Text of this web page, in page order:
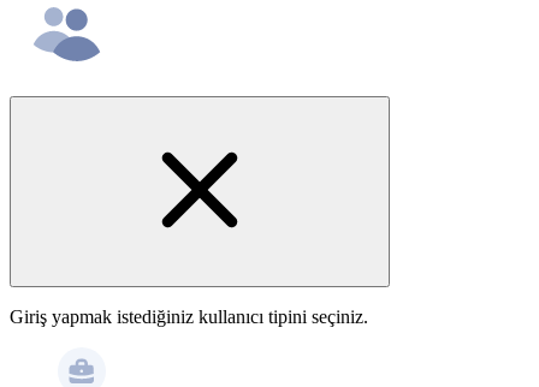
Giriş yapmak istediğiniz kullanıcı tipini seçiniz.